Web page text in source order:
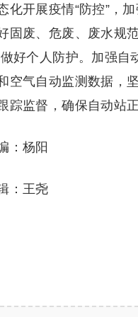
化开展疫情“防控”，
固废、危废、废水规
好个人防护。加强自
空气自动监测数据，
踪监督，确保自动站
：杨阳
：王尧